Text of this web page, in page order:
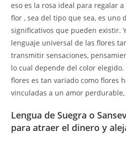
eso es la rosa ideal para regalar
flor , sea del tipo que sea, es uno
significativos que pueden existir.
lenguaje universal de las flores
transmitir sensaciones,
lo cual depende del color
flores es tan variado como flores
vinculadas a un amor
Lengua de Suegra o
para atraer el dinero y